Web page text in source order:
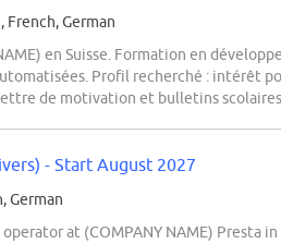
French, German
en Suisse. Formation en
Profil recherché : intérêt
de motivation et bulletins
- Start August 2027
German
at (COMPANY NAME) Presta in